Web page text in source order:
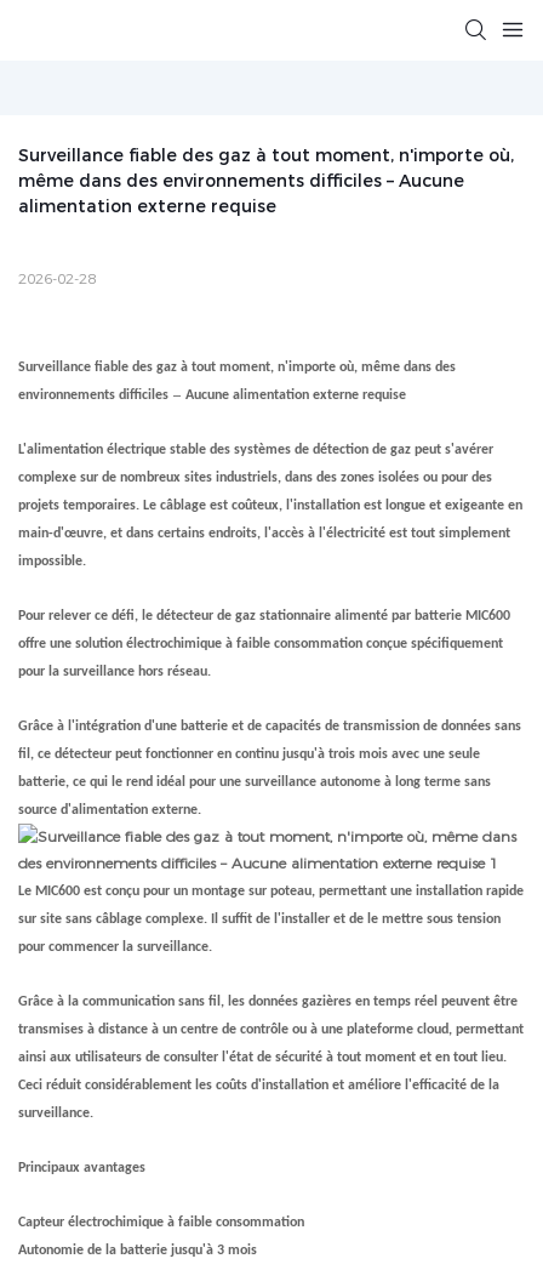
Surveillance fiable des gaz à tout moment, n'importe où,
même dans des environnements difficiles – Aucune
alimentation externe requise
2026-02-28
Surveillance fiable des gaz à tout moment, n'importe où, même dans des
environnements difficiles – Aucune alimentation externe requise
L'alimentation électrique stable des systèmes de détection de gaz peut s'avérer
complexe sur de nombreux sites industriels, dans des zones isolées ou pour des
projets temporaires. Le câblage est coûteux, l'installation est longue et exigeante en
main-d'œuvre, et dans certains endroits, l'accès à l'électricité est tout simplement
impossible.
Pour relever ce défi, le détecteur de gaz stationnaire alimenté par batterie MIC600
offre une solution électrochimique à faible consommation conçue spécifiquement
pour la surveillance hors réseau.
Grâce à l'intégration d'une batterie et de capacités de transmission de données sans
fil, ce détecteur peut fonctionner en continu jusqu'à trois mois avec une seule
batterie, ce qui le rend idéal pour une surveillance autonome à long terme sans
source d'alimentation externe.
Le MIC600 est conçu pour un montage sur poteau, permettant une installation rapide
sur site sans câblage complexe. Il suffit de l'installer et de le mettre sous tension
pour commencer la surveillance.
Grâce à la communication sans fil, les données gazières en temps réel peuvent être
transmises à distance à un centre de contrôle ou à une plateforme cloud, permettant
ainsi aux utilisateurs de consulter l'état de sécurité à tout moment et en tout lieu.
Ceci réduit considérablement les coûts d'installation et améliore l'efficacité de la
surveillance.
Principaux avantages
Capteur électrochimique à faible consommation
Autonomie de la batterie jusqu'à 3 mois